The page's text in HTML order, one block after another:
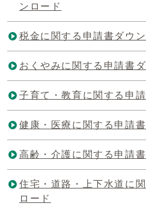
ンロード
税金に関する申請書ダウ
おくやみに関する申請書
子育て・教育に関する申
健康・医療に関する申請
高齢・介護に関する申請
住宅・道路・上下水道に
ロード